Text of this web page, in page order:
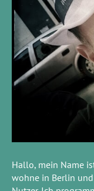
Hallo, mein Name
wohne in Berlin